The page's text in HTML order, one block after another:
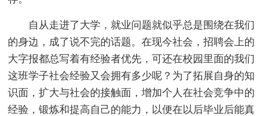
自从走进了大学，就业问题就似乎总是围绕在我们
的身边，成了说不完的话题。在现今社会，招聘会上的
大字报都总写着有经验者优先，可还在校园里面的我们
这班学子社会经验又会拥有多少呢？为了拓展自身的知
识面，扩大与社会的接触面，增加个人在社会竞争中的
经验，锻炼和提高自己的能力，以便在以后毕业后能真